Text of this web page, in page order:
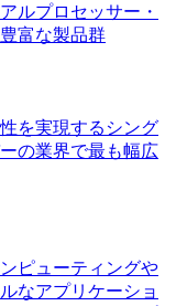
ルプロセッサー・
富な製品群
を実現するシング
の業界で最も幅広
ピューティングや
なアプリケーショ